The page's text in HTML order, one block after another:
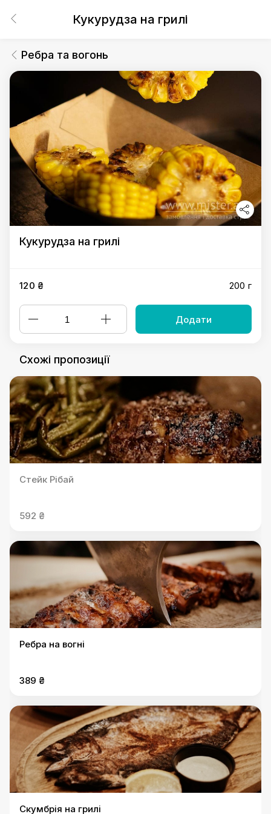
Кукурудза на грилі
Ребра та вогонь
Кукурудза на грилі
120 ₴ 200 г
Додати
Схожі пропозиції
Стейк Рібай
592 ₴
Ребра на вогні
389 ₴
Скумбрія на грилі